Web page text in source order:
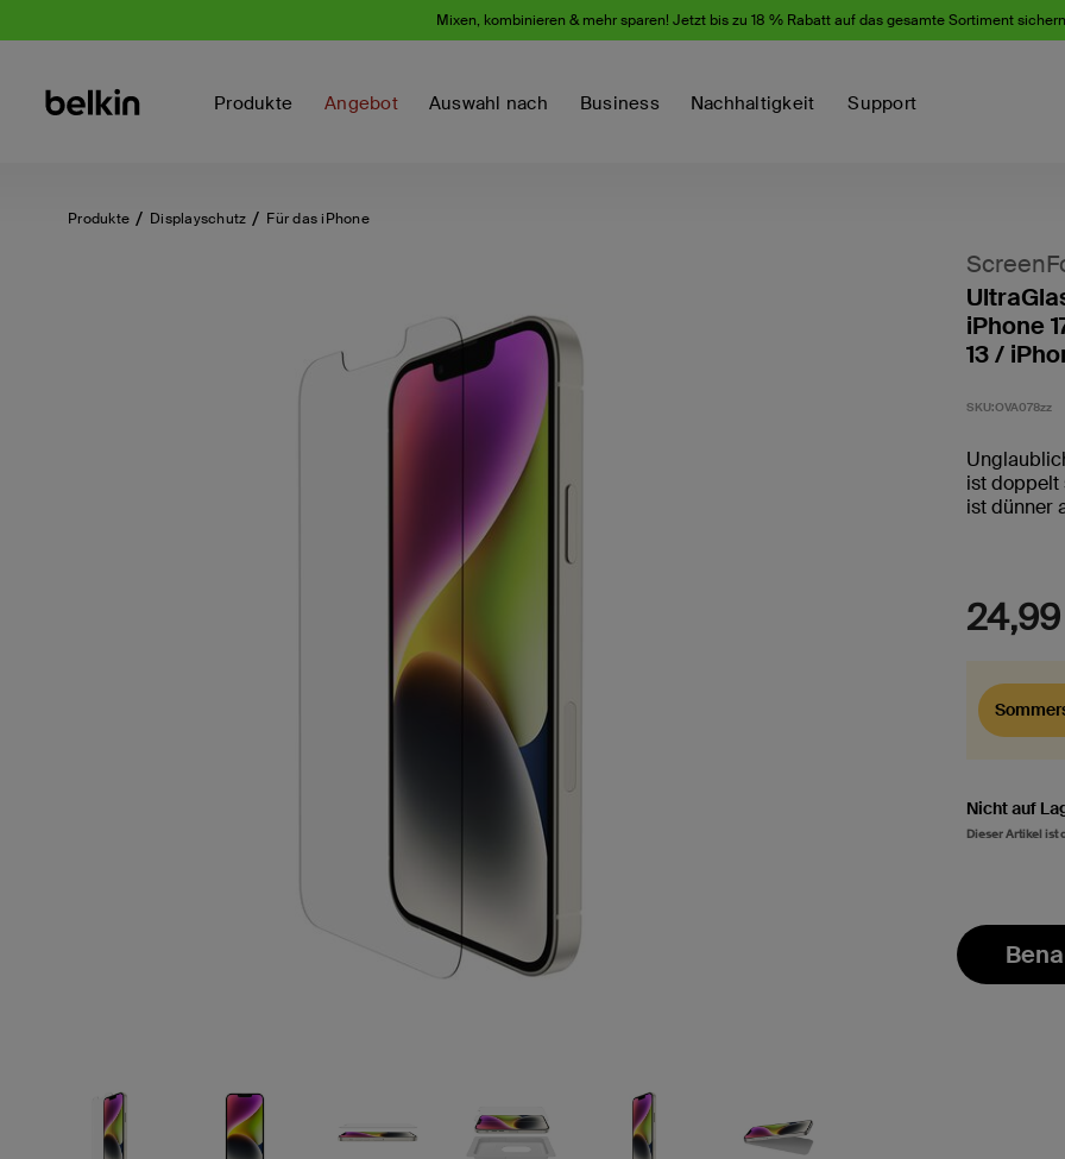
Mixen, kombinieren & mehr sparen! Jetzt bis zu 18 % Rabatt auf das gesamte Sortiment
Produkte Angebot Auswahl nach Business Nachhaltigkeit Support
Produkte Displayschutz Für das iPhone
iPhone
13 /
SKU:OVA078zz
ist doppelt
ist dünner
Nicht auf
Dieser Artikel ist